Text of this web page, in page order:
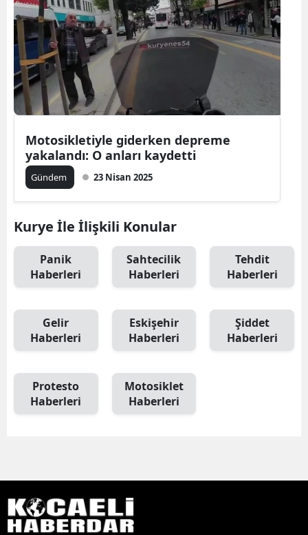
Motosikletiyle giderken depreme
yakalandı: O anları kaydetti
Gündem 23 Nisan 2025
Kurye İle İlişkili Konular
Panik
Haberleri
Sahtecilik
Haberleri
Tehdit
Haberleri
Gelir
Haberleri
Eskişehir
Haberleri
Şiddet
Haberleri
Protesto
Haberleri
Motosiklet
Haberleri